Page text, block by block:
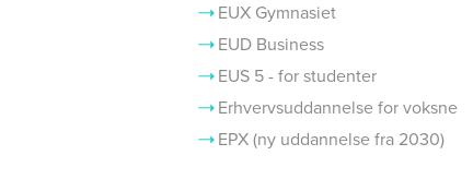
EUX Gymnasiet
EUD Business
EUS 5 - for studenter
Erhvervsuddannelse for voksne
EPX (ny uddannelse fra 2030)